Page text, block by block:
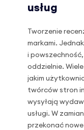
usług
Tworzenie
markami.
i
oddzielnie.
jakim
twórców stron
wysyłają
usługi. W
przekonać